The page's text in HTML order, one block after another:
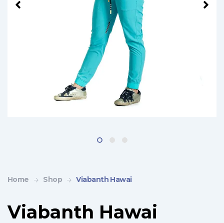
Home Shop Viabanth Hawai
Viabanth Hawai